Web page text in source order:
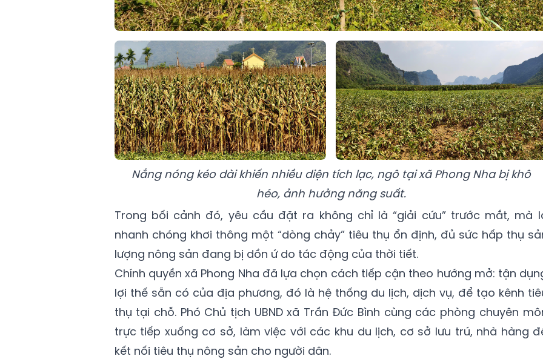
Nắng nóng kéo dài khiến nhiều diện tích lạc, ngô tại xã Phong Nha bị khô
héo, ảnh hưởng năng suất.
Trong bối cảnh đó, yêu cầu đặt ra không chỉ là “giải cứu” trước mắt, mà
nhanh chóng khơi thông một “dòng chảy” tiêu thụ ổn định, đủ sức hấp thụ
lượng nông sản đang bị dồn ứ do tác động của thời tiết.
Chính quyền xã Phong Nha đã lựa chọn cách tiếp cận theo hướng mở: tận
lợi thế sẵn có của địa phương, đó là hệ thống du lịch, dịch vụ, để tạo kênh
thụ tại chỗ. Phó Chủ tịch UBND xã Trần Đức Bình cùng các phòng chuyên
trực tiếp xuống cơ sở, làm việc với các khu du lịch, cơ sở lưu trú, nhà hàng
kết nối tiêu thụ nông sản cho người dân.